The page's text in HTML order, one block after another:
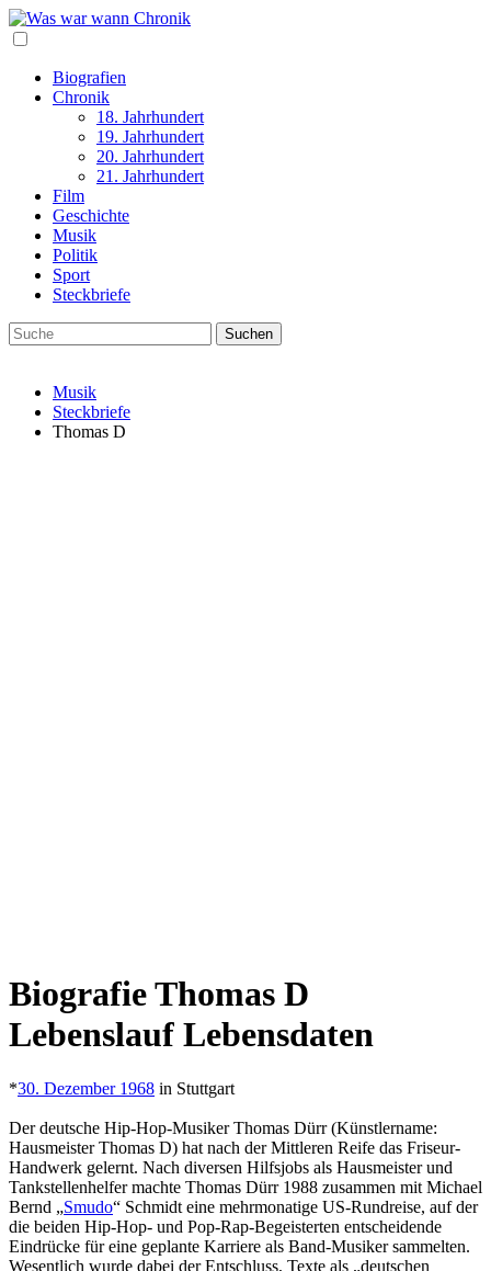
Biografien
Chronik
18. Jahrhundert
19. Jahrhundert
20. Jahrhundert
21. Jahrhundert
Film
Geschichte
Musik
Politik
Sport
Steckbriefe
Musik
Steckbriefe
Thomas D
Biografie Thomas D
Lebenslauf Lebensdaten
*30. Dezember 1968 in Stuttgart
Der deutsche Hip-Hop-Musiker Thomas Dürr (Künstlername:
Hausmeister Thomas D) hat nach der Mittleren Reife das Friseur-
Handwerk gelernt. Nach diversen Hilfsjobs als Hausmeister und
Tankstellenhelfer machte Thomas Dürr 1988 zusammen mit Michael
Bernd „Smudo“ Schmidt eine mehrmonatige US-Rundreise, auf der
die beiden Hip-Hop- und Pop-Rap-Begeisterten entscheidende
Eindrücke für eine geplante Karriere als Band-Musiker sammelten.
Wesentlich wurde dabei der Entschluss, Texte als „deutschen